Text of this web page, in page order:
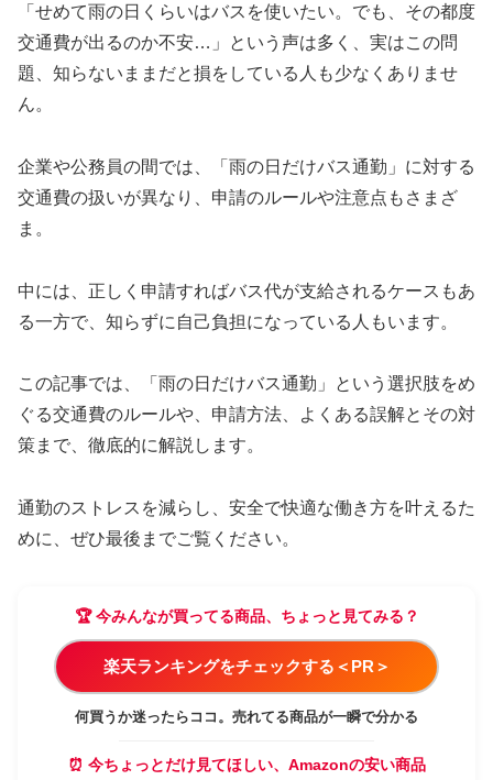
「せめて雨の日くらいはバスを使いたい。でも、その都度
交通費が出るのか不安…」という声は多く、実はこの問
題、知らないままだと損をしている人も少なくありませ
ん。
企業や公務員の間では、「雨の日だけバス通勤」に対する
交通費の扱いが異なり、申請のルールや注意点もさまざ
ま。
中には、正しく申請すればバス代が支給されるケースもあ
る一方で、知らずに自己負担になっている人もいます。
この記事では、「雨の日だけバス通勤」という選択肢をめ
ぐる交通費のルールや、申請方法、よくある誤解とその対
策まで、徹底的に解説します。
通勤のストレスを減らし、安全で快適な働き方を叶えるた
めに、ぜひ最後までご覧ください。
🏆 今みんなが買ってる商品、ちょっと見てみる？
楽天ランキングをチェックする＜PR＞
何買うか迷ったらココ。売れてる商品が一瞬で分かる
⏰ 今ちょっとだけ見てほしい、Amazonの安い商品